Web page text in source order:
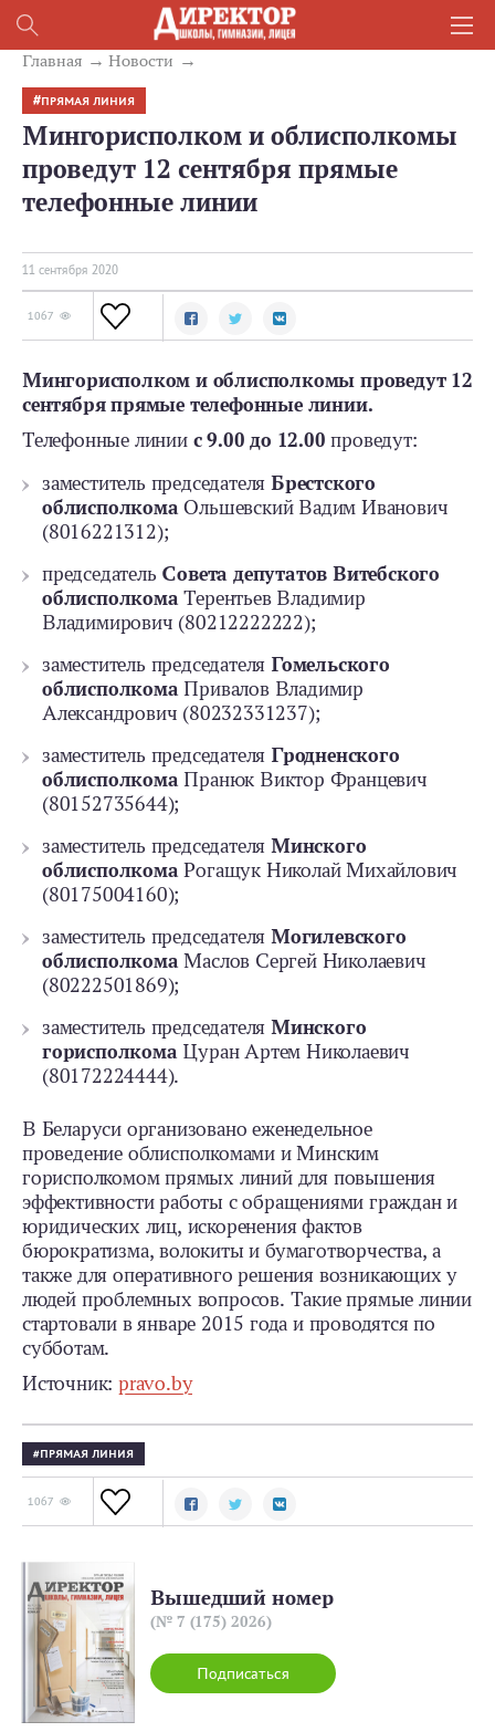
Главная Новости
ПРЯМАЯ ЛИНИЯ
Мингорисполком и облисполкомы
проведут 12 сентября прямые
телефонные линии
11 сентября 2020
1067
Мингорисполком и облисполкомы проведут 12
сентября прямые телефонные линии.
Телефонные линии с 9.00 до 12.00 проведут:
заместитель председателя Брестского
облисполкомаОльшевский Вадим Иванович
(8016221312);
председатель Совета депутатов Витебского
облисполкомаТерентьев Владимир
Владимирович (80212222222);
заместитель председателя Гомельского
облисполкомаПривалов Владимир
Александрович (80232331237);
заместитель председателя Гродненского
облисполкомаПранюк Виктор Францевич
(80152735644);
заместитель председателя Минского
облисполкомаРогащук Николай Михайлович
(80175004160);
заместитель председателя Могилевского
облисполкомаМаслов Сергей Николаевич
(80222501869);
заместитель председателя Минского
горисполкомаЦуран Артем Николаевич
(80172224444).
В Беларуси организовано еженедельное
проведение облисполкомами и Минским
горисполкомом прямых линий для повышения
эффективности работы с обращениями граждан и
юридических лиц, искоренения фактов
бюрократизма, волокиты и бумаготворчества, а
также для оперативного решения возникающих у
людей проблемных вопросов. Такие прямые линии
стартовали в январе 2015 года и проводятся по
субботам.
Источник:pravo.by
ПРЯМАЯ ЛИНИЯ
1067
Подписаться
Вышедший номер
(№ 7 (175) 2026)